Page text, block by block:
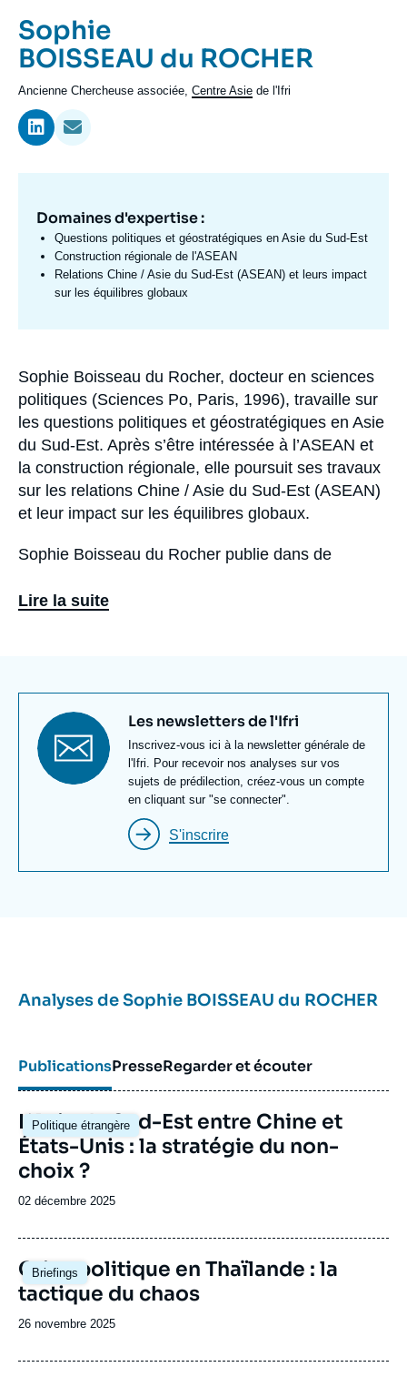
Nous soutenir
Prénom
de
l'expert
Sophie
Nom
de
l'expert
BOISSEAU du ROCHER
Intitulé
du
poste
Ancienne Chercheuse associée, Centre Asie de l'Ifri
Domaine
d'expertises
Fr
Domaines d'expertise :
Questions politiques et géostratégiques en Asie du Sud-Est
Construction régionale de l'ASEAN
Relations Chine / Asie du Sud-Est (ASEAN) et leurs impact
sur les équilibres globaux
Biographie
Sophie Boisseau du Rocher, docteur en sciences
politiques (Sciences Po, Paris, 1996), travaille sur
les questions politiques et géostratégiques en Asie
du Sud-Est. Après s’être intéressée à l’ASEAN et
la construction régionale, elle poursuit ses travaux
sur les relations Chine / Asie du Sud-Est (ASEAN)
et leur impact sur les équilibres globaux.
Sophie Boisseau du Rocher publie dans de
Ses ouvrages portent sur « le Cambodge, la survie
Sud-Est » (L’Harmattan, Paris, 1997). Elle a dirigé
l’édition de l’Annuaire de l’Asie orientale à La
Documentation française (2006 – 2012). Sophie
Boisseau du Rocher a enseigné à Sciences po –
Paris, Sciences po – Le Havre (campus Asie), à
l’IHEDN (Institut des hautes Etudes de la Défense
nationale), au Collège Inter-Armé de défense ; elle
a dirigé (2008 – 2011) l’Observatoire de l’Asie du
Sud-Est pour le compte de la Délégation aux
Lire la suite
Titre
newsletter
Les newsletters de l'Ifri
Texte
Newsletter
Inscrivez-vous ici à la newsletter générale de
l'Ifri. Pour recevoir nos analyses sur vos
sujets de prédilection, créez-vous un compte
en cliquant sur "se connecter".
S'inscrire
Analyses deSophie BOISSEAU du ROCHER
PublicationsPresseRegarder et écouter
Politique étrangère
Image
principale
L’Asie du Sud-Est entre Chine et
États-Unis : la stratégie du non-
choix ?
Date
publication
02 décembre 2025
Briefings
Image
principale
Crise politique en Thaïlande : la
tactique du chaos
Date
publication
26 novembre 2025